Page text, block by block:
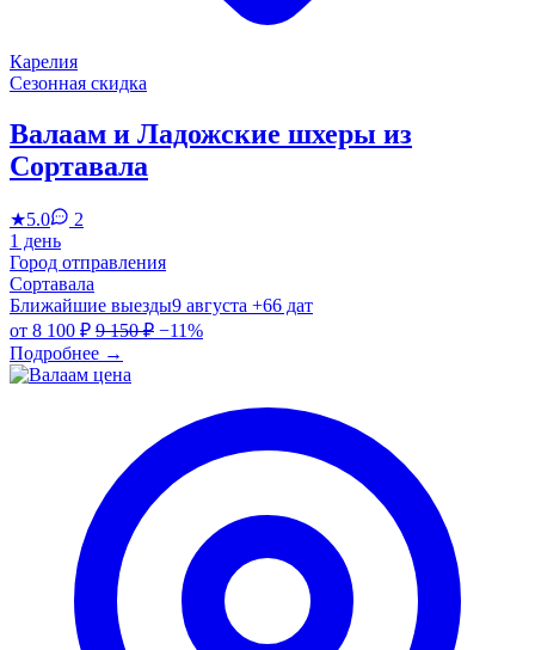
Карелия
Сезонная скидка
Валаам и Ладожские шхеры из
Сортавала
★5.0
2
1 день
Город отправления
Сортавала
Ближайшие выезды9 августа +66 дат
от 8 100 ₽ 9 150 ₽ −11%
Подробнее →